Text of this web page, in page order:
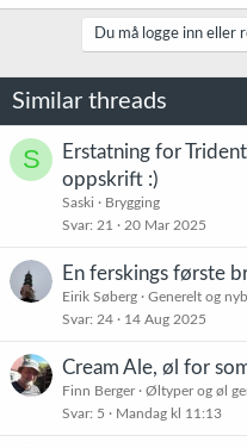
Du må logge inn eller
Similar threads
S
Erstatning for
oppskrift :)
Saski
Brygging
Svar 21 20 Mar 2025
En ferskings første
Eirik Søberg
Generelt og
Svar 24 14 Aug 2025
Cream Ale, øl for
Finn Berger
Øltyper og øl
Svar 5 Mandag kl 11:13